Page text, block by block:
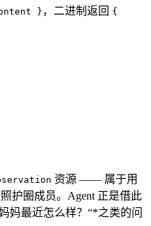
} ，二进制返回 {
资源 —— 属于用
护圈成员。Agent 正是借此
妈最近怎么样？“*之类的问